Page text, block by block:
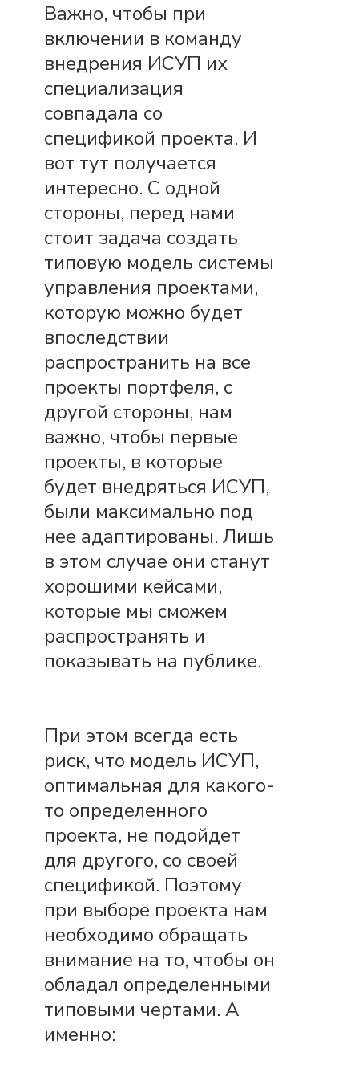
Важно, чтобы при
включении в команду
внедрения ИСУП их
специализация
совпадала со
спецификой проекта. И
вот тут получается
интересно. С одной
стороны, перед нами
стоит задача создать
типовую модель системы
управления проектами,
которую можно будет
впоследствии
распространить на все
проекты портфеля, с
другой стороны, нам
важно, чтобы первые
проекты, в которые
будет внедряться ИСУП,
были максимально под
нее адаптированы. Лишь
в этом случае они станут
хорошими кейсами,
которые мы сможем
распространять и
показывать на публике.
При этом всегда есть
риск, что модель ИСУП,
оптимальная для какого-
то определенного
проекта, не подойдет
для другого, со своей
спецификой. Поэтому
при выборе проекта нам
необходимо обращать
внимание на то, чтобы он
обладал определенными
типовыми чертами. А
именно: